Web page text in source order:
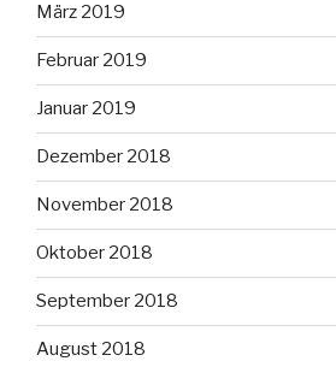
März 2019
Februar 2019
Januar 2019
Dezember 2018
November 2018
Oktober 2018
September 2018
August 2018